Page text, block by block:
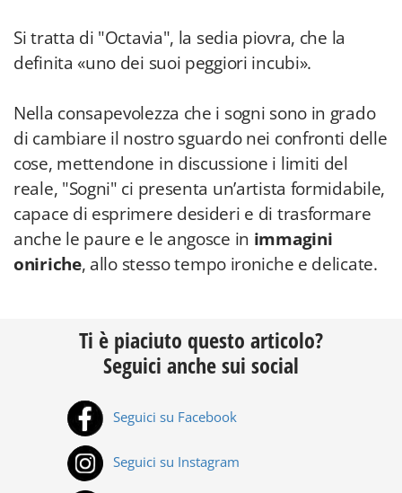
Si tratta di "Octavia", la sedia piovra, che la
definita «uno dei suoi peggiori incubi».
Nella consapevolezza che i sogni sono in grado
di cambiare il nostro sguardo nei confronti delle
cose, mettendone in discussione i limiti del
reale, "Sogni" ci presenta un’artista formidabile,
capace di esprimere desideri e di trasformare
anche le paure e le angosce in immagini
oniriche, allo stesso tempo ironiche e delicate.
Ti è piaciuto questo articolo?
Seguici anche sui social
Seguici su Facebook
Seguici su Instagram